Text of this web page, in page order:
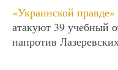
«Украинской правде»
атакуют 39 учебный
напротив